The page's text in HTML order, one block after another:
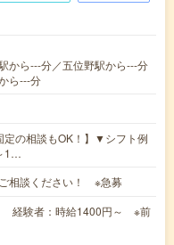
から---分／五位野駅から---分
ら---分
の相談もOK！】▼シフト例
1…
相談ください！ ※急募
経験者：時給1400円～ ※前